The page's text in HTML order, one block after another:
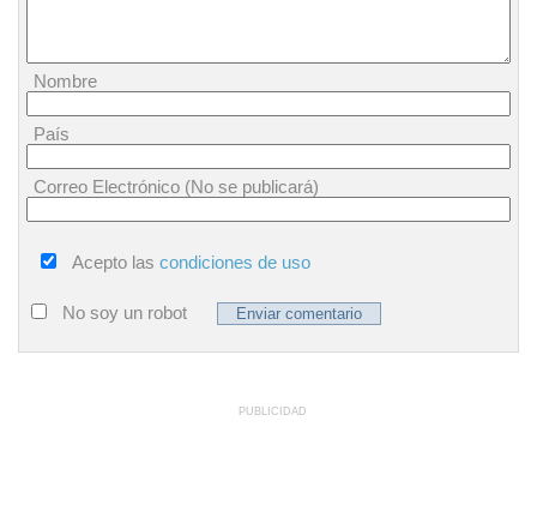
Nombre
País
Correo Electrónico (No se publicará)
Acepto las condiciones de uso
No soy un robot
PUBLICIDAD